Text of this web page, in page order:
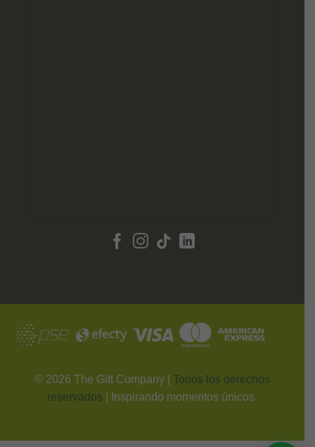
© 2026 The Gift Company | Todos los derechos
reservados
| Inspirando momentos únicos.